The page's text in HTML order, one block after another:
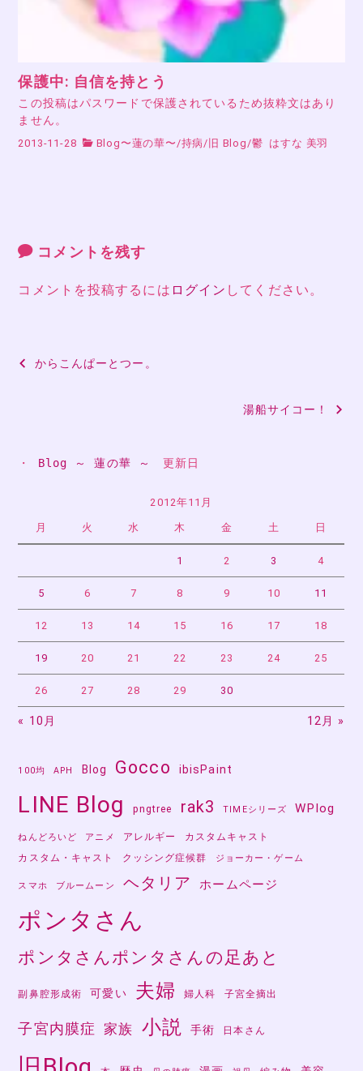
保護中: 自信を持とう
この投稿はパスワードで保護されているため抜粋文はあり
ません。
2013-11-28 Blog〜蓮の華〜 /持病 /旧 Blog /鬱 はすな 美羽
コメントを残す
コメントを投稿するには ログイン してください。
投
からこんぱーとつー。
湯船サイコー！
・ Blog ～ 蓮の華 ～ 更新日
2012年11月
月 火 水 木 金 土 日
1 2 3 4
5 6 7 8 9 10 11
12 13 14 15 16 17 18
19 20 21 22 23 24 25
26 27 28 29 30
« 10月 12月 »
100均 APH Blog Gocco ibisPaint
LINE Blog pngtree rak3 TIMEシリーズ WPlog
ねんどろいど アニメ アレルギー
カスタムキャスト
カスタム・キャスト
クッシング症候群 ジョーカー・ゲーム
スマホ ブルームーン ヘタリア ホームページ
ポンタさん
ポンタさんポンタさんの足あと
副鼻腔形成術 可愛い 夫婦 婦人科 子宮全摘出
子宮内膜症 家族 小説 手術 日本さん